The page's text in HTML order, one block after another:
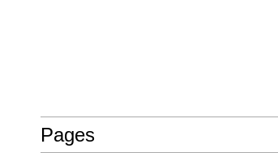
Pages